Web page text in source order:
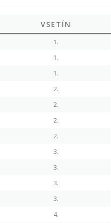
VSETÍN
1.
1.
1.
2.
2.
2.
2.
3.
3.
3.
3.
4.